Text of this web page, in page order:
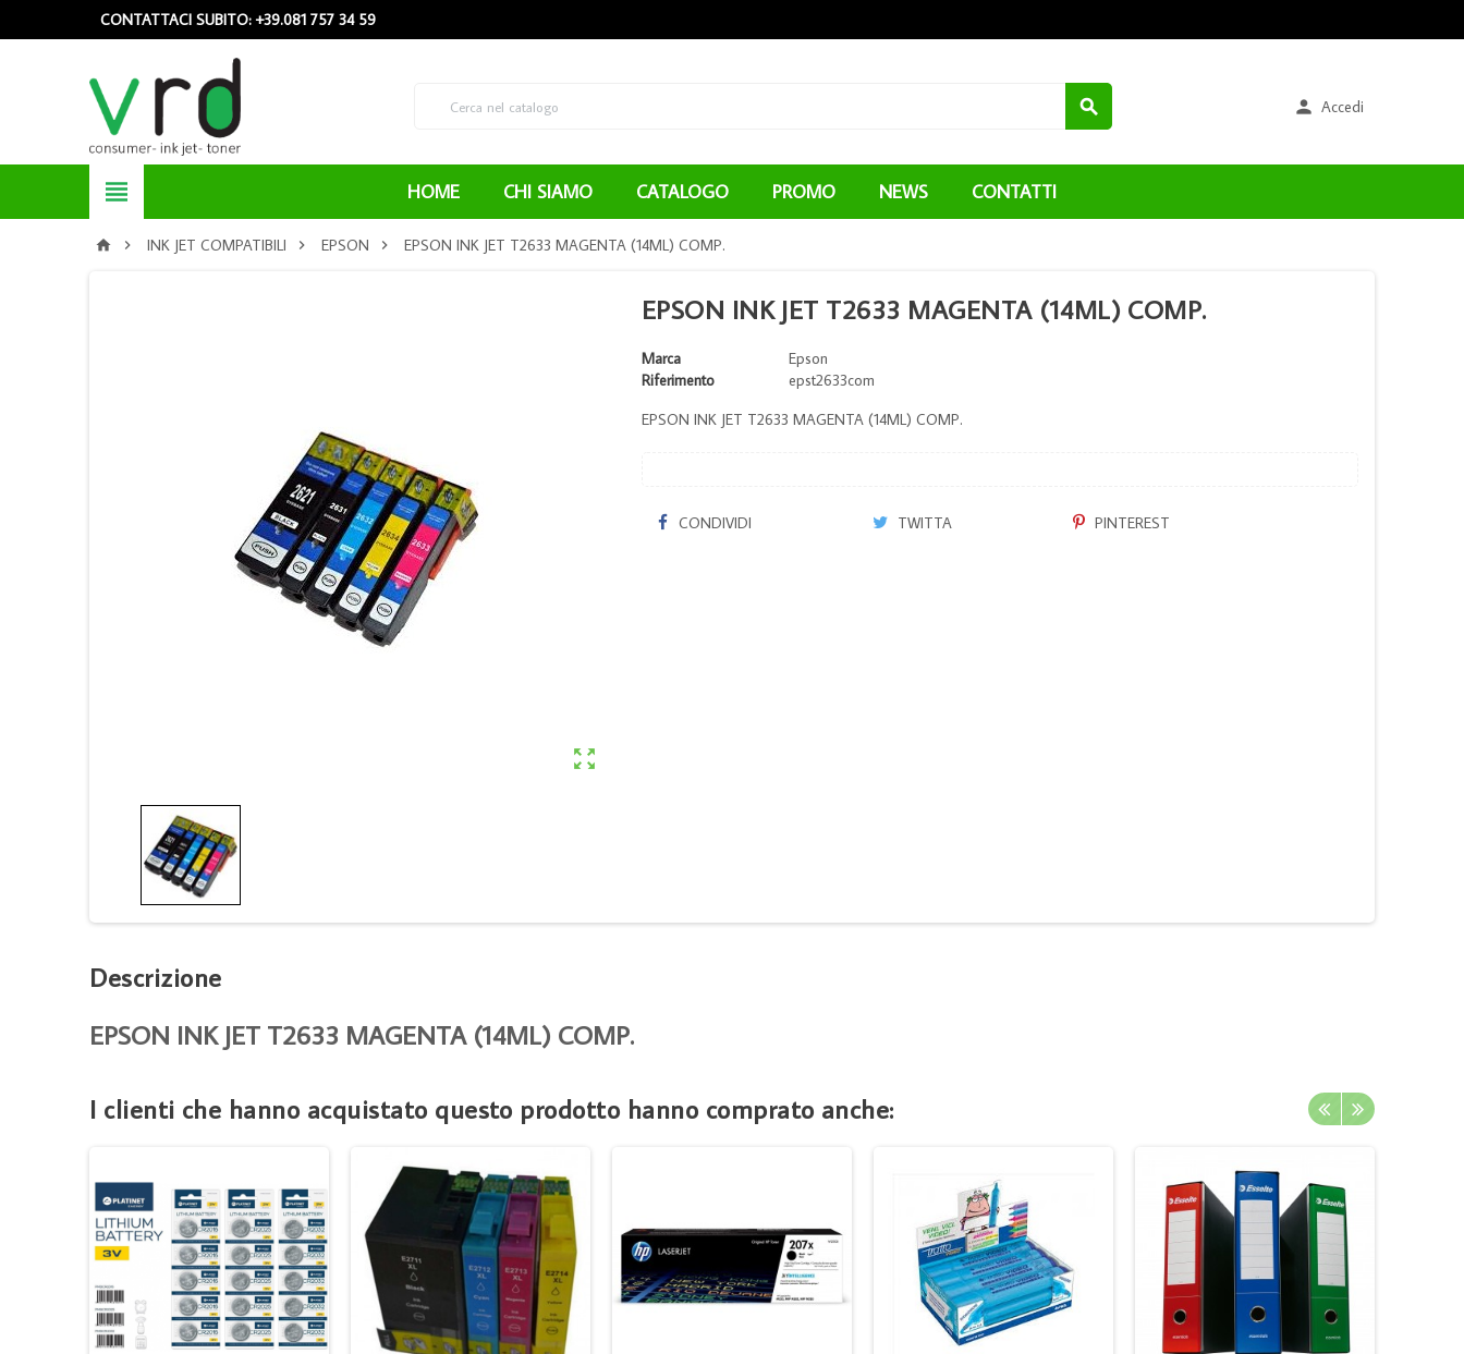
CONTATTACI SUBITO: +39.081 757 34 59
  Accedi
 HOME CHI SIAMO CATALOGO PROMO NEWS CONTATTI
  INK JET COMPATIBILI  EPSON  EPSON INK JET T2633 MAGENTA (14ML) COMP.

EPSON INK JET T2633 MAGENTA (14ML) COMP.
Marca
Epson
Riferimento
epst2633com
EPSON INK JET T2633 MAGENTA (14ML) COMP.
CONDIVIDI TWITTA PINTEREST
Descrizione
EPSON INK JET T2633 MAGENTA (14ML) COMP.
I clienti che hanno acquistato questo prodotto hanno comprato anche: